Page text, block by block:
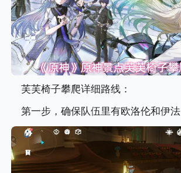
芙芙椅子攀爬详细路线：
第一步，确保队伍里有欧洛伦和伊法